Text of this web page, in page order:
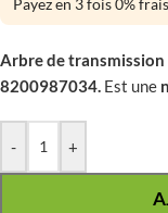
Payez en 3 fois 0%
Arbre de
8200987034. Est une
- +